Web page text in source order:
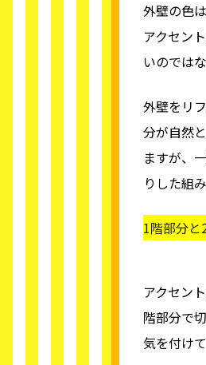
外壁の色
アクセン
いのでは
外壁をリ
分が自然
ますが、
りした組
1階部分と
アクセン
階部分で
気を付け